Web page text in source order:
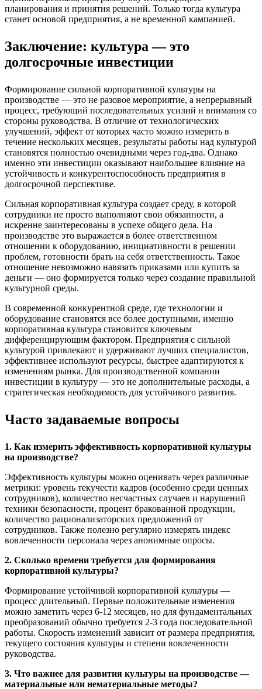
планирования и принятия решений. Только тогда культура
станет основой предприятия, а не временной кампанией.
Заключение: культура — это
долгосрочные инвестиции
Формирование сильной корпоративной культуры на
производстве — это не разовое мероприятие, а непрерывный
процесс, требующий последовательных усилий и внимания со
стороны руководства. В отличие от технологических
улучшений, эффект от которых часто можно измерить в
течение нескольких месяцев, результаты работы над культурой
становятся полностью очевидными через год-два. Однако
именно эти инвестиции оказывают наибольшее влияние на
устойчивость и конкурентоспособность предприятия в
долгосрочной перспективе.
Сильная корпоративная культура создает среду, в которой
сотрудники не просто выполняют свои обязанности, а
искренне заинтересованы в успехе общего дела. На
производстве это выражается в более ответственном
отношении к оборудованию, инициативности в решении
проблем, готовности брать на себя ответственность. Такое
отношение невозможно навязать приказами или купить за
деньги — оно формируется только через создание правильной
культурной среды.
В современной конкурентной среде, где технологии и
оборудование становятся все более доступными, именно
корпоративная культура становится ключевым
дифференцирующим фактором. Предприятия с сильной
культурой привлекают и удерживают лучших специалистов,
эффективнее используют ресурсы, быстрее адаптируются к
изменениям рынка. Для производственной компании
инвестиции в культуру — это не дополнительные расходы, а
стратегическая необходимость для устойчивого развития.
Часто задаваемые вопросы
1. Как измерить эффективность корпоративной культуры
на производстве?
Эффективность культуры можно оценивать через различные
метрики: уровень текучести кадров (особенно среди ценных
сотрудников), количество несчастных случаев и нарушений
техники безопасности, процент бракованной продукции,
количество рационализаторских предложений от
сотрудников. Также полезно регулярно измерять индекс
вовлеченности персонала через анонимные опросы.
2. Сколько времени требуется для формирования
корпоративной культуры?
Формирование устойчивой корпоративной культуры —
процесс длительный. Первые положительные изменения
можно заметить через 6-12 месяцев, но для фундаментальных
преобразований обычно требуется 2-3 года последовательной
работы. Скорость изменений зависит от размера предприятия,
текущего состояния культуры и степени вовлеченности
руководства.
3. Что важнее для развития культуры на производстве —
материальные или нематериальные методы?